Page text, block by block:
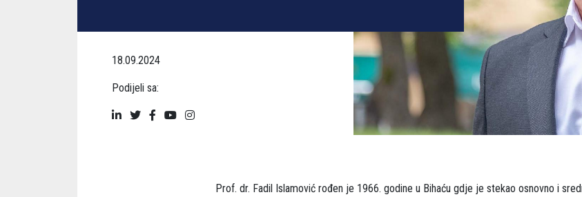
18.09.2024
Podijeli sa:
Prof. dr. Fadil Islamović rođen je 1966. godine u Bihaću gdje je stekao osnovno i